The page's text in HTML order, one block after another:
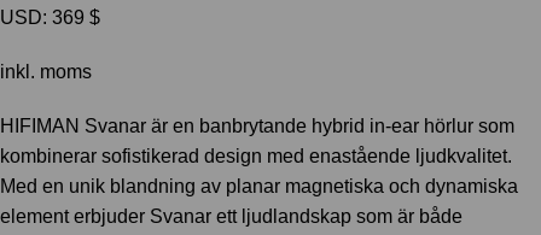
USD: 369 $
inkl. moms
HIFIMAN Svanar är en banbrytande hybrid in-ear hörlur som
kombinerar sofistikerad design med enastående ljudkvalitet.
Med en unik blandning av planar magnetiska och dynamiska
element erbjuder Svanar ett ljudlandskap som är både